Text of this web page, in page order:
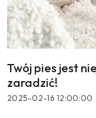
Tytuł
artykułu:
Twój pies jest
zaradzić!
Data
2025-02-16 12:00:00